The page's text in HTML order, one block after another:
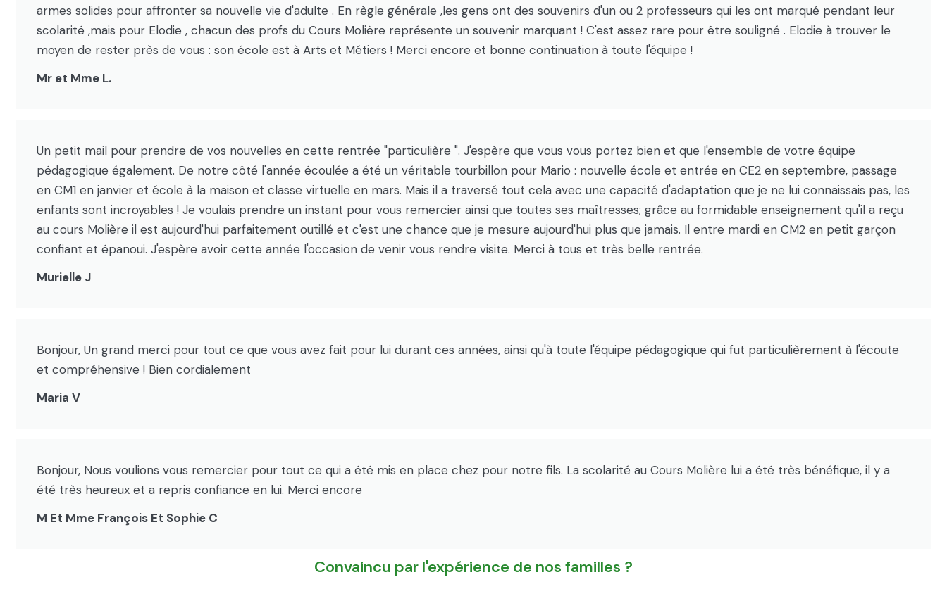
armes solides pour affronter sa nouvelle vie d'adulte . En règle générale ,les gens ont des souvenirs d'un ou 2 professeurs qui les ont marqué pendant leur
scolarité ,mais pour Elodie , chacun des profs du Cours Molière représente un souvenir marquant ! C'est assez rare pour être souligné . Elodie à trouver le
moyen de rester près de vous : son école est à Arts et Métiers ! Merci encore et bonne continuation à toute l'équipe !
Mr et Mme L.
Un petit mail pour prendre de vos nouvelles en cette rentrée "particulière ". J'espère que vous vous portez bien et que l'ensemble de votre équipe
pédagogique également. De notre côté l'année écoulée a été un véritable tourbillon pour Mario : nouvelle école et entrée en CE2 en septembre, passage
en CM1 en janvier et école à la maison et classe virtuelle en mars. Mais il a traversé tout cela avec une capacité d'adaptation que je ne lui connaissais pas, les
enfants sont incroyables ! Je voulais prendre un instant pour vous remercier ainsi que toutes ses maîtresses; grâce au formidable enseignement qu'il a reçu
au cours Molière il est aujourd'hui parfaitement outillé et c'est une chance que je mesure aujourd'hui plus que jamais. Il entre mardi en CM2 en petit garçon
confiant et épanoui. J'espère avoir cette année l'occasion de venir vous rendre visite. Merci à tous et très belle rentrée.
Murielle J
Bonjour, Un grand merci pour tout ce que vous avez fait pour lui durant ces années, ainsi qu'à toute l'équipe pédagogique qui fut particulièrement à l'écoute
et compréhensive ! Bien cordialement
Maria V
Bonjour, Nous voulions vous remercier pour tout ce qui a été mis en place chez pour notre fils. La scolarité au Cours Molière lui a été très bénéfique, il y a
été très heureux et a repris confiance en lui. Merci encore
M Et Mme François Et Sophie C
Convaincu par l'expérience de nos familles ?